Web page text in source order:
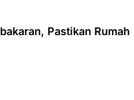
Pastikan Rumah